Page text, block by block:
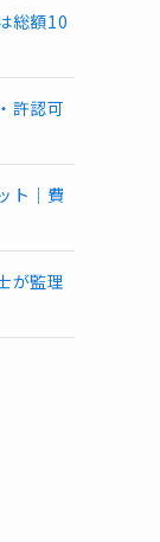
総額10
許認可
ト｜費
が監理